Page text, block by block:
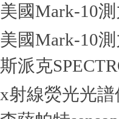
美國Mark-10
美國Mark-10
斯派克
x射線熒光光譜